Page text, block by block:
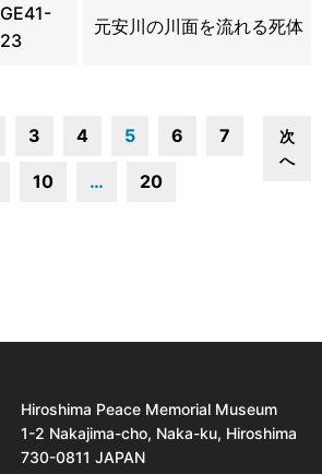
GE41-
23
元安川の川面を流れる死体
3 4 5 6 7
10 … 20
次
へ
Hiroshima Peace Memorial Museum
1-2 Nakajima-cho, Naka-ku, Hiroshima
730-0811 JAPAN